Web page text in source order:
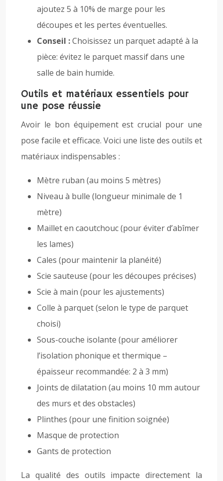
ajoutez 5 à 10% de marge pour les
découpes et les pertes éventuelles.
Conseil :Choisissez un parquet adapté à la
pièce: évitez le parquet massif dans une
salle de bain humide.
Outils et matériaux essentiels pour
une pose réussie
Avoir le bon équipement est crucial pour une
pose facile et efficace. Voici une liste des outils et
matériaux indispensables :
Mètre ruban (au moins 5 mètres)
Niveau à bulle (longueur minimale de 1
mètre)
Maillet en caoutchouc (pour éviter d’abîmer
les lames)
Cales (pour maintenir la planéité)
Scie sauteuse (pour les découpes précises)
Scie à main (pour les ajustements)
Colle à parquet (selon le type de parquet
choisi)
Sous-couche isolante (pour améliorer
l’isolation phonique et thermique –
épaisseur recommandée: 2 à 3 mm)
Joints de dilatation (au moins 10 mm autour
des murs et des obstacles)
Plinthes (pour une finition soignée)
Masque de protection
Gants de protection
La qualité des outils impacte directement la